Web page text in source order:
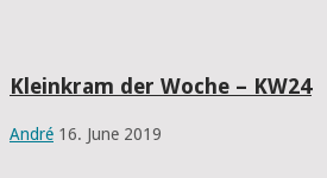
Kleinkram der Woche – KW24
André 16. June 2019